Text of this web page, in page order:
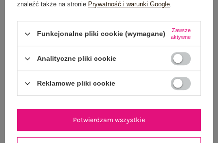
NEWSLETTER
Zapisz się do naszego newslettera i otrzymaj 15% zniżki na
pierwsze zamówienie
znaleźć także na stronie Prywatność i warunki Google.
Funkcjonalne pliki cookie (wymagane)
Zawsze
aktywne
Analityczne pliki cookie
Reklamowe pliki cookie
Potwierdzam wszystkie